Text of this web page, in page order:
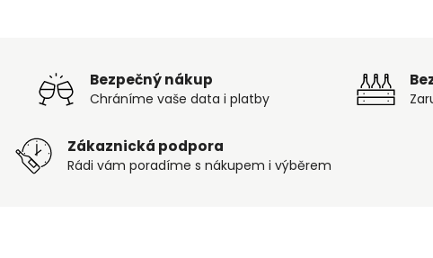
Bezpečný nákup
Chráníme vaše data i platby
Zákaznická podpora
Rádi vám poradíme s nákupem i výběrem